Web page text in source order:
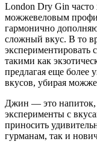
London Dry Gin часто
можжевеловым
гармонично
сложный вкус. В то
экспериментировать
такими как
предлагая еще более
вкусов, убирая
Джин — это напиток,
эксперименты с
приносить
гурманам, так и